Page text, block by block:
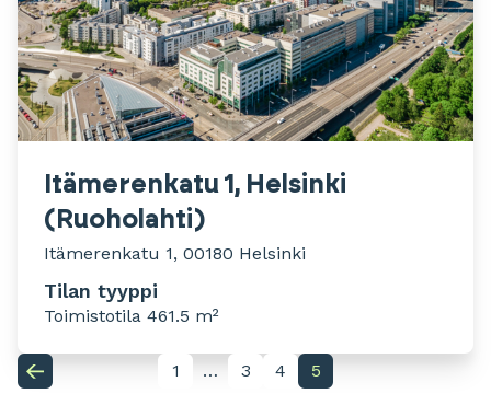
Itämerenkatu 1, Helsinki
(Ruoholahti)
Itämerenkatu 1, 00180 Helsinki
Tilan tyyppi
Toimistotila 461.5 m²
1 … 3 4 5